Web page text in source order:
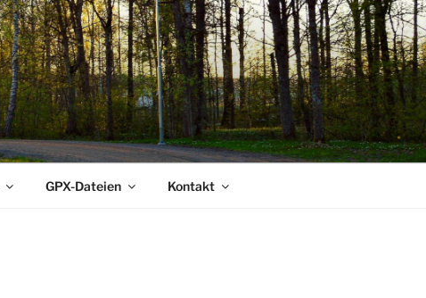
GPX-Dateien Kontakt